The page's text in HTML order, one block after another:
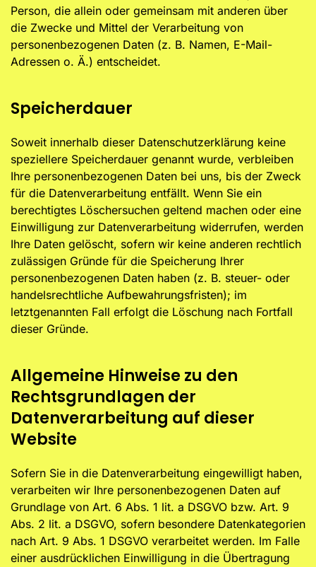
Person, die allein oder gemeinsam mit anderen über
die Zwecke und Mittel der Verarbeitung von
personenbezogenen Daten (z. B. Namen, E-Mail-
Adressen o. Ä.) entscheidet.
Speicherdauer
Soweit innerhalb dieser Datenschutzerklärung keine
speziellere Speicherdauer genannt wurde, verbleiben
Ihre personenbezogenen Daten bei uns, bis der Zweck
für die Datenverarbeitung entfällt. Wenn Sie ein
berechtigtes Löschersuchen geltend machen oder eine
Einwilligung zur Datenverarbeitung widerrufen, werden
Ihre Daten gelöscht, sofern wir keine anderen rechtlich
zulässigen Gründe für die Speicherung Ihrer
personenbezogenen Daten haben (z. B. steuer- oder
handelsrechtliche Aufbewahrungsfristen); im
letztgenannten Fall erfolgt die Löschung nach Fortfall
dieser Gründe.
Allgemeine Hinweise zu den
Rechtsgrundlagen der
Datenverarbeitung auf dieser
Website
Sofern Sie in die Datenverarbeitung eingewilligt haben,
verarbeiten wir Ihre personenbezogenen Daten auf
Grundlage von Art. 6 Abs. 1 lit. a DSGVO bzw. Art. 9
Abs. 2 lit. a DSGVO, sofern besondere Datenkategorien
nach Art. 9 Abs. 1 DSGVO verarbeitet werden. Im Falle
einer ausdrücklichen Einwilligung in die Übertragung